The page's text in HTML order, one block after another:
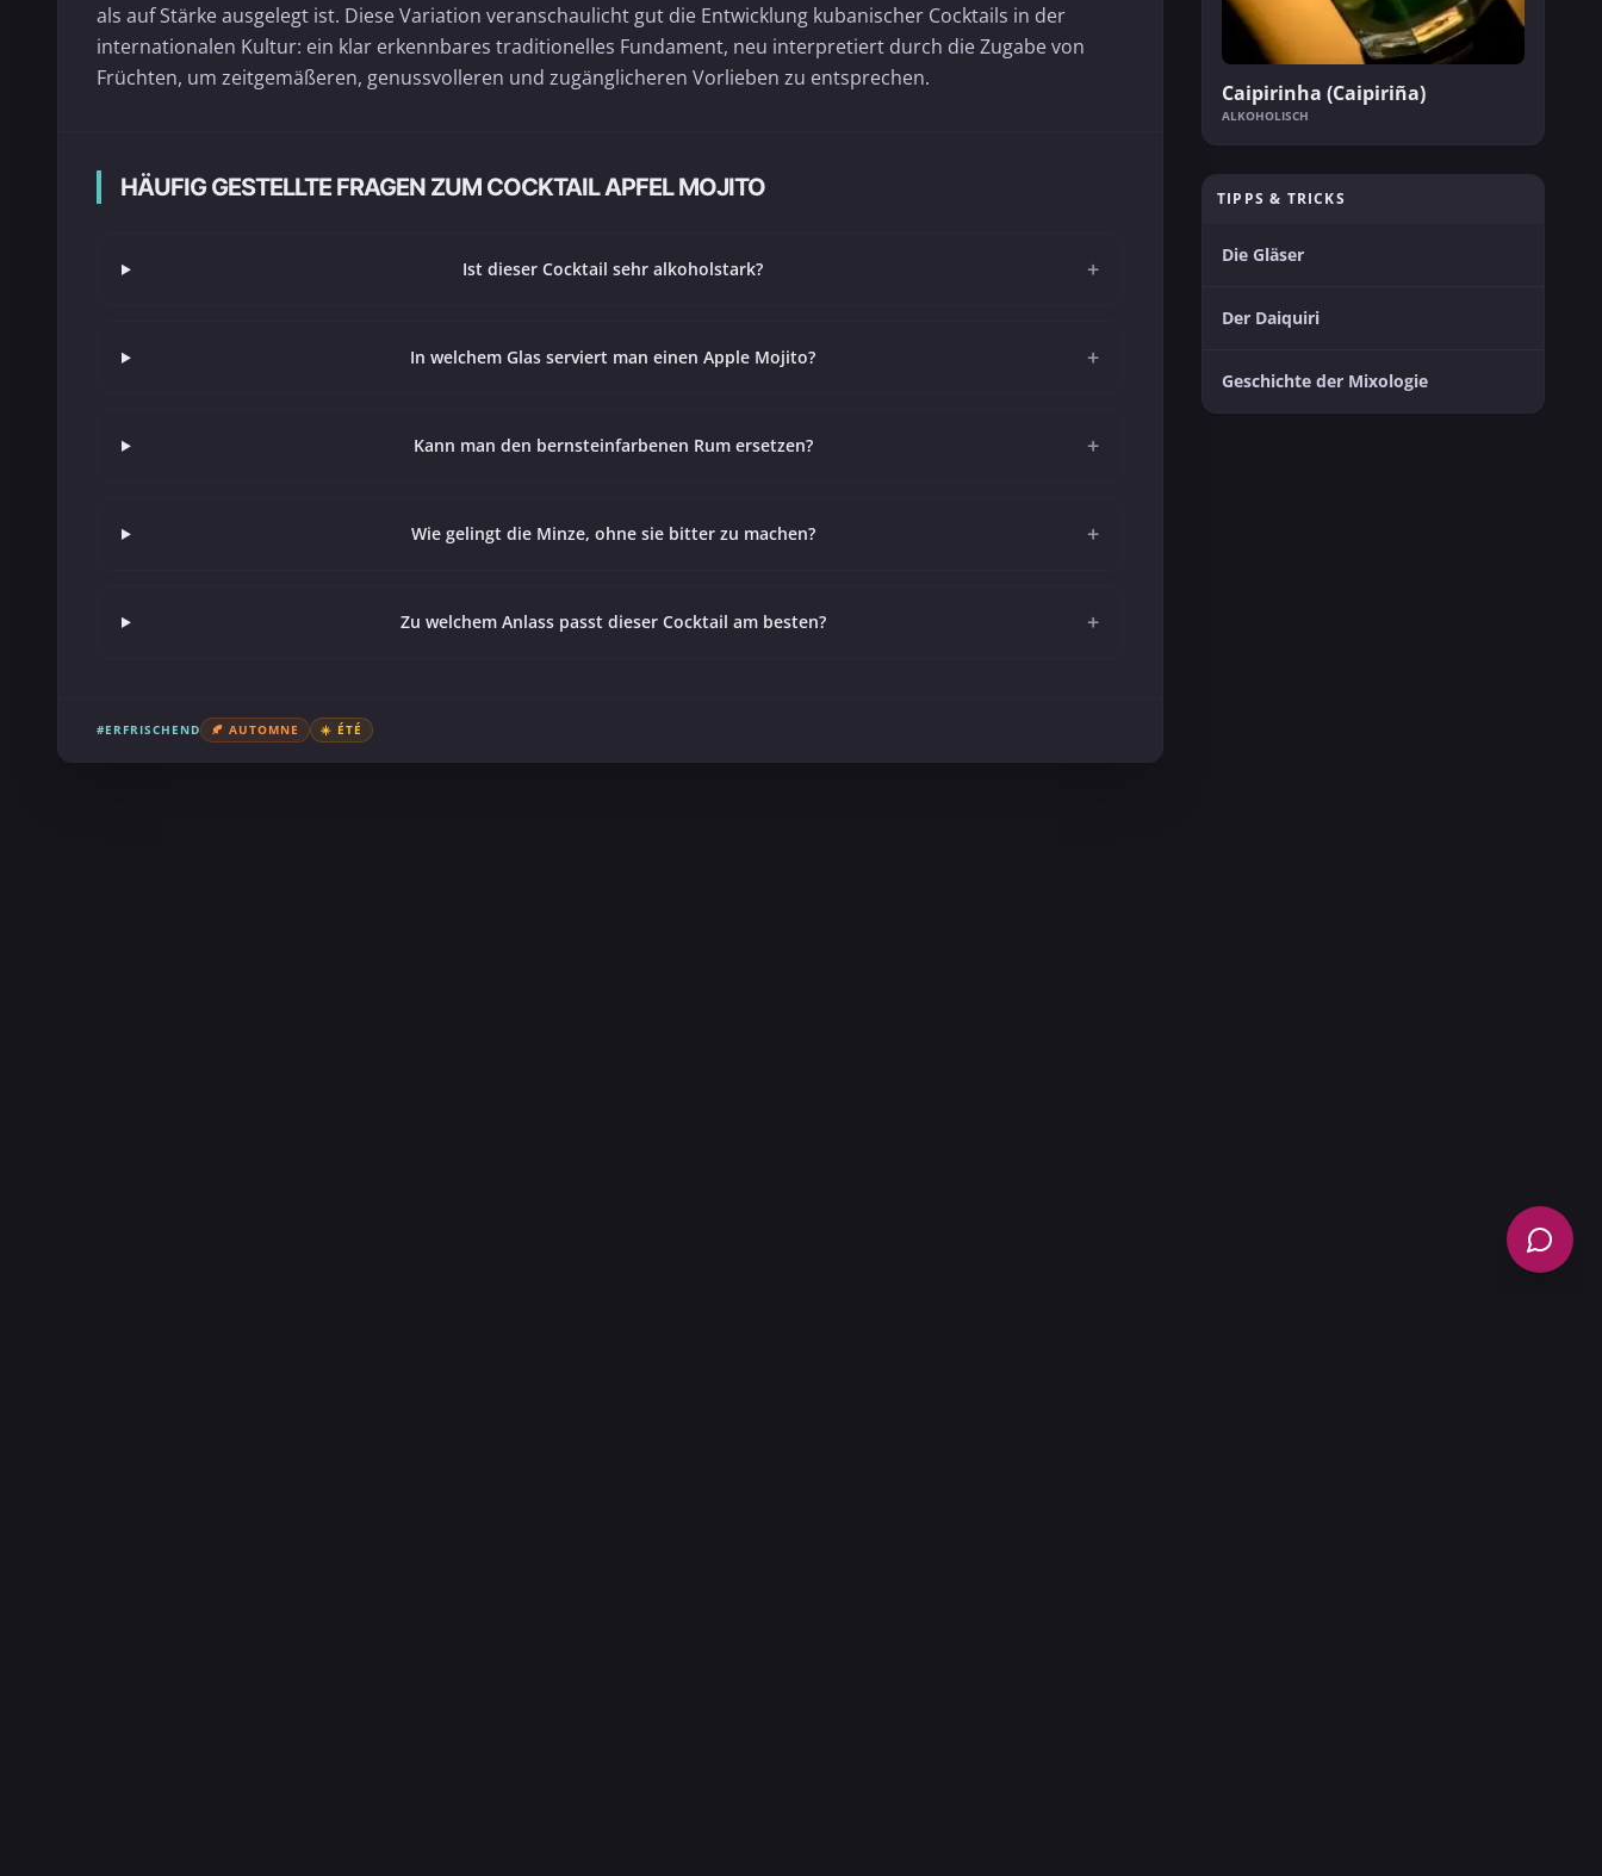
als auf Stärke ausgelegt ist. Diese Variation veranschaulicht gut die Entwicklung kubanischer Cocktails in der
internationalen Kultur: ein klar erkennbares traditionelles Fundament, neu interpretiert durch die Zugabe von
Früchten, um zeitgemäßeren, genussvolleren und zugänglicheren Vorlieben zu entsprechen.
HÄUFIG GESTELLTE FRAGEN ZUM COCKTAIL APFEL MOJITO
Ist dieser Cocktail sehr alkoholstark? +
In welchem Glas serviert man einen Apple Mojito? +
Kann man den bernsteinfarbenen Rum ersetzen? +
Wie gelingt die Minze, ohne sie bitter zu machen? +
Zu welchem Anlass passt dieser Cocktail am besten? +
#ERFRISCHEND 🍂 AUTOMNE ☀️ ÉTÉ
Caipirinha (Caipiriña)
ALKOHOLISCH
TIPPS & TRICKS
Die Gläser
Der Daiquiri
Geschichte der Mixologie